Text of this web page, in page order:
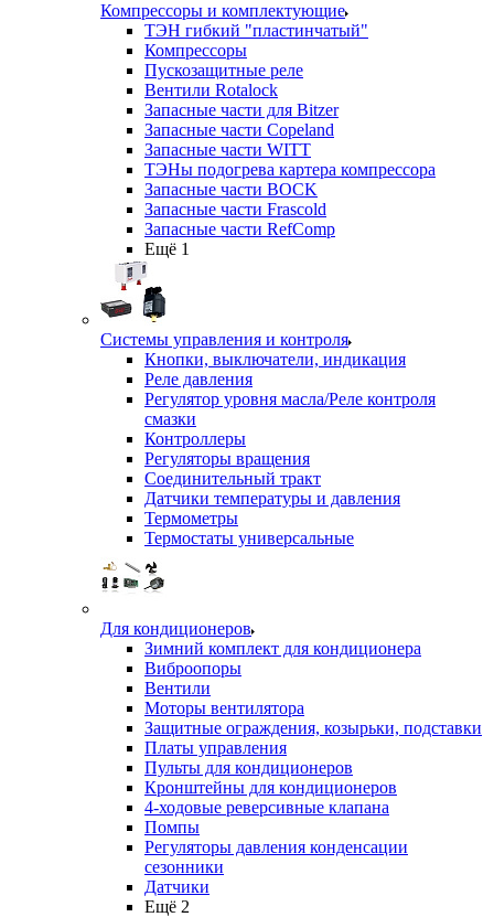
Компрессоры и комплектующие
ТЭН гибкий "пластинчатый"
Компрессоры
Пускозащитные реле
Вентили Rotalock
Запасные части для Bitzer
Запасные части Copeland
Запасные части WITT
ТЭНы подогрева картера компрессора
Запасные части BOCK
Запасные части Frascold
Запасные части RefComp
Ещё 1
Системы управления и контроля
Кнопки, выключатели, индикация
Реле давления
Регулятор уровня масла/Реле контроля
смазки
Контроллеры
Регуляторы вращения
Соединительный тракт
Датчики температуры и давления
Термометры
Термостаты универсальные
Для кондиционеров
Зимний комплект для кондиционера
Виброопоры
Вентили
Моторы вентилятора
Защитные ограждения, козырьки, подставки
Платы управления
Пульты для кондиционеров
Кронштейны для кондиционеров
4-ходовые реверсивные клапана
Помпы
Регуляторы давления конденсации
сезонники
Датчики
Ещё 2